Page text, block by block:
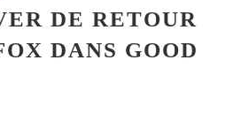
DE RETOUR
DANS GOOD